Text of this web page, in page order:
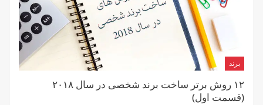
برند
۱۲ روش برتر ساخت برند شخصی در سال ۲۰۱۸
(قسمت اول)